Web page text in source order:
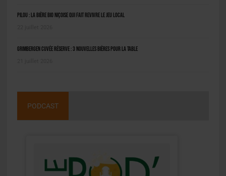
Pilou : la bière bio niçoise qui fait revivre le jeu local
Grimbergen Cuvée Réserve : 3 nouvelles bières pour la table
PODCAST